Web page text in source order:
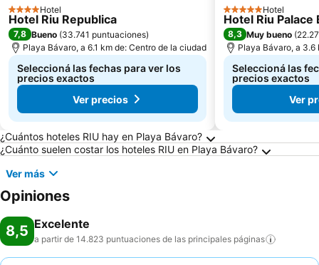
4 Estrellas
Hotel
Hotel Riu Republica
7,8 Bueno (33.741 puntuaciones)
Playa Bávaro, a 6.1 km de: Centro de la ciudad
Seleccioná las fechas para ver los
precios exactos
Ver precios
5 EstrellasHotel
Hotel Riu Palace
8,3 Muy bueno (
Playa Bávaro, a 3.6
Seleccioná las
precios exactos
Ver
Preguntas frecuentes sobre Playa Bávaro
¿Cuántos hoteles RIU hay en Playa Bávaro?
¿Cuánto suelen costar los hoteles RIU en Playa Bávaro?
Ver más
Opiniones
8,5 Excelente
a partir de 14.823 puntuaciones de las principales páginas